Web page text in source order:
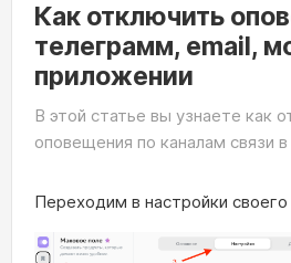
Как отключить
телеграмм, email,
приложении
В этой статье вы узнаете как
оповещения по каналам связи
Переходим в настройки